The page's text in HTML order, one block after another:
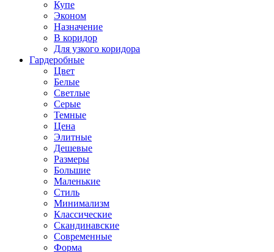
Купе
Эконом
Назначение
В коридор
Для узкого коридора
Гардеробные
Цвет
Белые
Светлые
Серые
Темные
Цена
Элитные
Дешевые
Размеры
Большие
Маленькие
Стиль
Минимализм
Классические
Скандинавские
Современные
Форма